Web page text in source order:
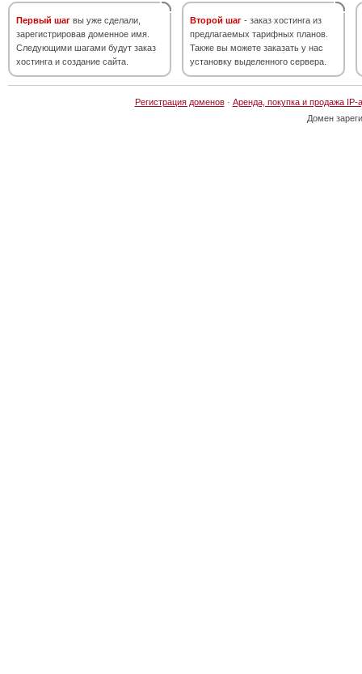
Первый шаг вы уже сделали,
зарегистрировав доменное имя.
Следующими шагами будут заказ
хостинга и создание сайта.
Второй шаг - заказ хостинга из
предлагаемых тарифных планов.
Также вы можете заказать у нас
установку выделенного сервера.
Регистрация доменов· Аренда, покупка и продажа IP-
Домен